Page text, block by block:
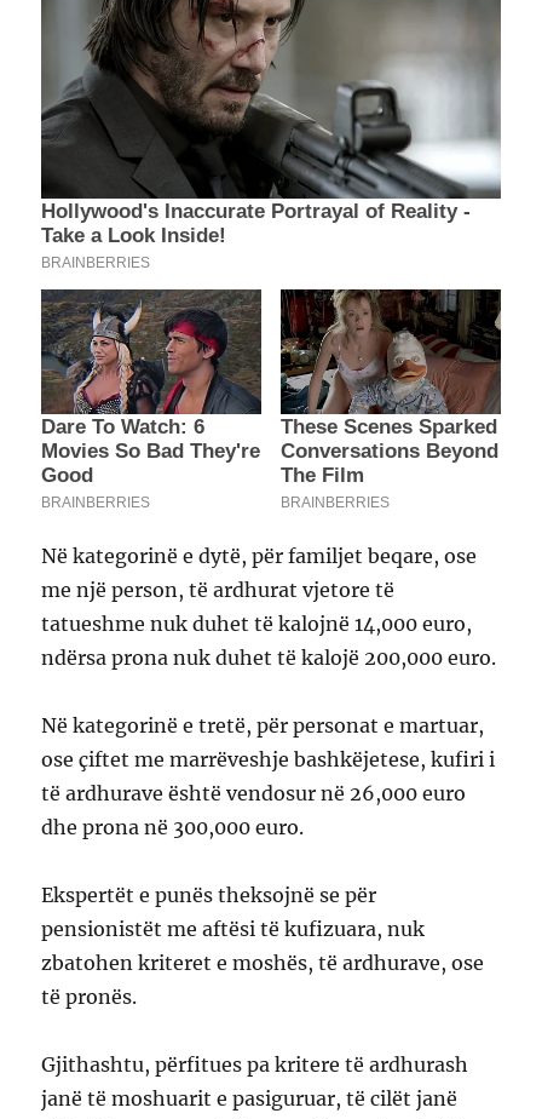
Në kategorinë e dytë, për familjet beqare, ose
me një person, të ardhurat vjetore të
tatueshme nuk duhet të kalojnë 14,000 euro,
ndërsa prona nuk duhet të kalojë 200,000 euro.
Në kategorinë e tretë, për personat e martuar,
ose çiftet me marrëveshje bashkëjetese, kufiri i
të ardhurave është vendosur në 26,000 euro
dhe prona në 300,000 euro.
Ekspertët e punës theksojnë se për
pensionistët me aftësi të kufizuara, nuk
zbatohen kriteret e moshës, të ardhurave, ose
të pronës.
Gjithashtu, përfitues pa kritere të ardhurash
janë të moshuarit e pasiguruar, të cilët janë